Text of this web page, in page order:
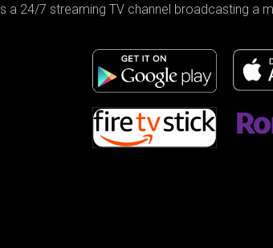
a 24/7 streaming TV channel broadcasting a